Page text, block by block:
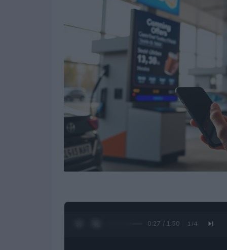
0:28 / 1:50 1 /4